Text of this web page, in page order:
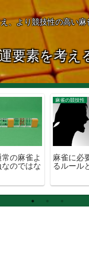
、より競技性の高い麻
要素を考え
の麻雀よ
なのではな
麻雀の競技性
麻雀に必
るルール